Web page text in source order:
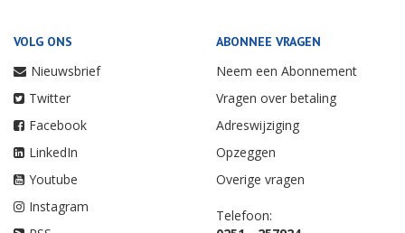
VOLG ONS
Nieuwsbrief
Twitter
Facebook
LinkedIn
Youtube
Instagram
ABONNEE VRAGEN
Neem een Abonnement
Vragen over betaling
Adreswijziging
Opzeggen
Overige vragen
Telefoon: